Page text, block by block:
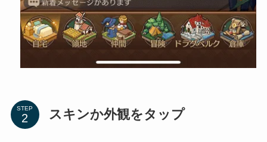
STEP スキンか外観をタップ